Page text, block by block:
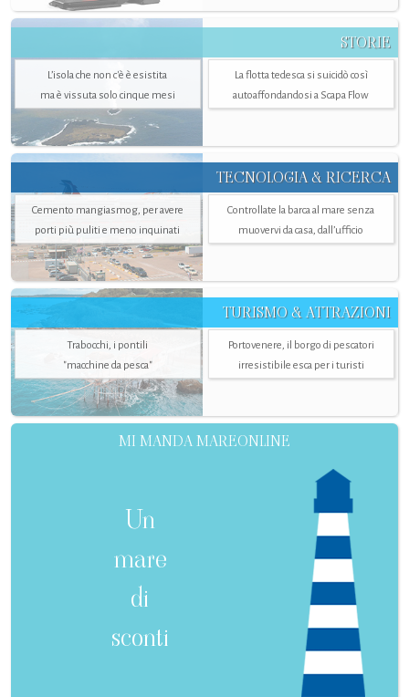
STORIE
L’isola che non c'è è esistita
ma è vissuta solo cinque mesi
La flotta tedesca si suicidò così
autoaffondandosi a Scapa Flow
TECNOLOGIA & RICERCA
Cemento mangiasmog, per avere
porti più puliti e meno inquinati
Controllate la barca al mare senza
muovervi da casa, dall’ufficio
TURISMO & ATTRAZIONI
Trabocchi, i pontili
"macchine da pesca"
Portovenere, il borgo di pescatori
irresistibile esca per i turisti
MI MANDA MAREONLINE
Un
mare
di
sconti